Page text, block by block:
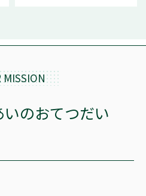
MISSION
のおてつだい